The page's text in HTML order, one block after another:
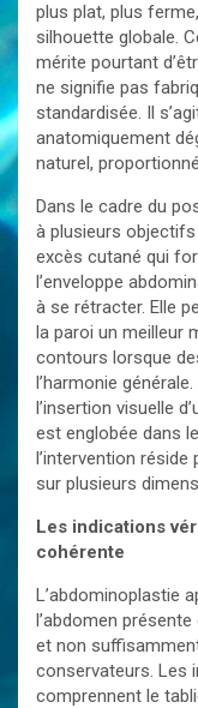
plus plat, plus
silhouette globale.
mérite pourtant
ne signifie pas
standardisée. Il
anatomiquement
naturel,
Dans le cadre du
à plusieurs
excès cutané qui
l’enveloppe
à se rétracter. Elle
la paroi un meilleur
contours lorsque
l’harmonie
l’insertion visuelle
est englobée dans
l’intervention
sur plusieurs
Les indications
cohérente
L’abdominoplastie
l’abdomen
et non
conservateurs. Les
comprennent le